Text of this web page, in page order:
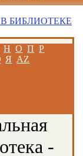
БИБЛИОТЕКЕ
Н О П Р
Я AZ
-